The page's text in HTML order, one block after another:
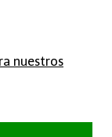
nuestros